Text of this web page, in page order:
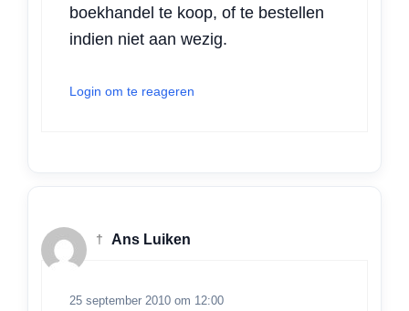
boekhandel te koop, of te bestellen
indien niet aan wezig.
Login om te reageren
† Ans Luiken
25 september 2010 om 12:00